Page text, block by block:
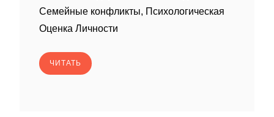
Семейные конфликты, Психологическая
Оценка Личности
ЧИТАТЬ